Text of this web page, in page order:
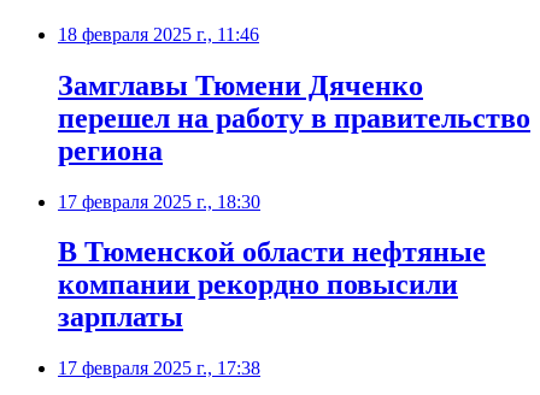
18 февраля 2025 г., 11:46
Замглавы Тюмени Дяченко
перешел на работу в правительство
региона
17 февраля 2025 г., 18:30
В Тюменской области нефтяные
компании рекордно повысили
зарплаты
17 февраля 2025 г., 17:38